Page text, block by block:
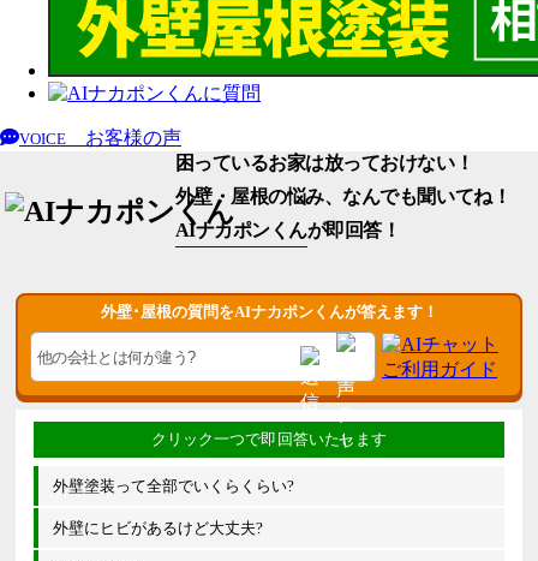
VOICE
お客様の声
困っているお家は放っておけない！
外壁・屋根の悩み、なんでも聞いてね！
AIナカポンくんが即回答！
外壁･屋根の質問をAIナカポンくんが答えます！
外壁塗装って全部でいくらくらい?
外壁にヒビがあるけど大丈夫?